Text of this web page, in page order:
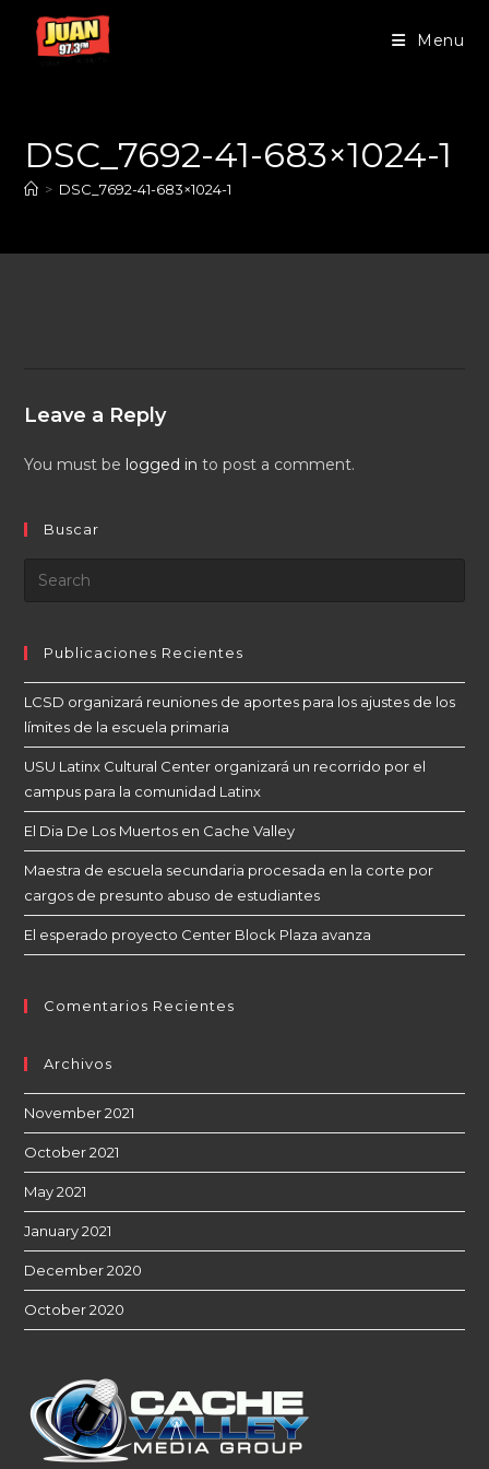
Menu
DSC_7692-41-683×1024-1
> DSC_7692-41-683×1024-1
Leave a Reply
You must be logged in to post a comment.
Buscar
Publicaciones Recientes
LCSD organizará reuniones de aportes para los ajustes de los
límites de la escuela primaria
USU Latinx Cultural Center organizará un recorrido por el
campus para la comunidad Latinx
El Dia De Los Muertos en Cache Valley
Maestra de escuela secundaria procesada en la corte por
cargos de presunto abuso de estudiantes
El esperado proyecto Center Block Plaza avanza
Comentarios Recientes
Archivos
November 2021
October 2021
May 2021
January 2021
December 2020
October 2020